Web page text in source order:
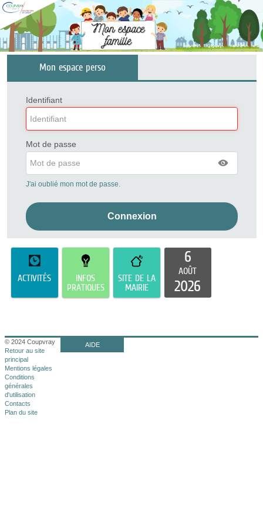
Mon espace perso
Identifiant
Mot de passe
J'ai oublié mon mot de passe.
ACTIVITÉS
INFOS
PRATIQUES
SITE DE LA
MAIRIE
6
AOÛT
2026
© 2024 Coupvray
Retour au site
principal
Mentions légales
Conditions
générales
d'utilisation
Contacts
Plan du site
AIDE